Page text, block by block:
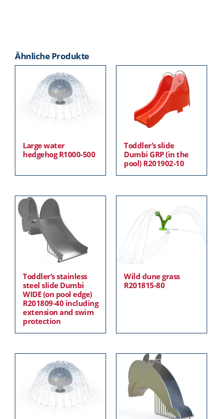
Ähnliche Produkte
Large water
hedgehog R1000-500
Toddler’s slide
Dumbi GRP (in the
pool) R201902-10
Toddler’s stainless
steel slide Dumbi
WIDE (on pool edge)
R201809-40 including
extension and swim
protection
Wild dune grass
R201815-80